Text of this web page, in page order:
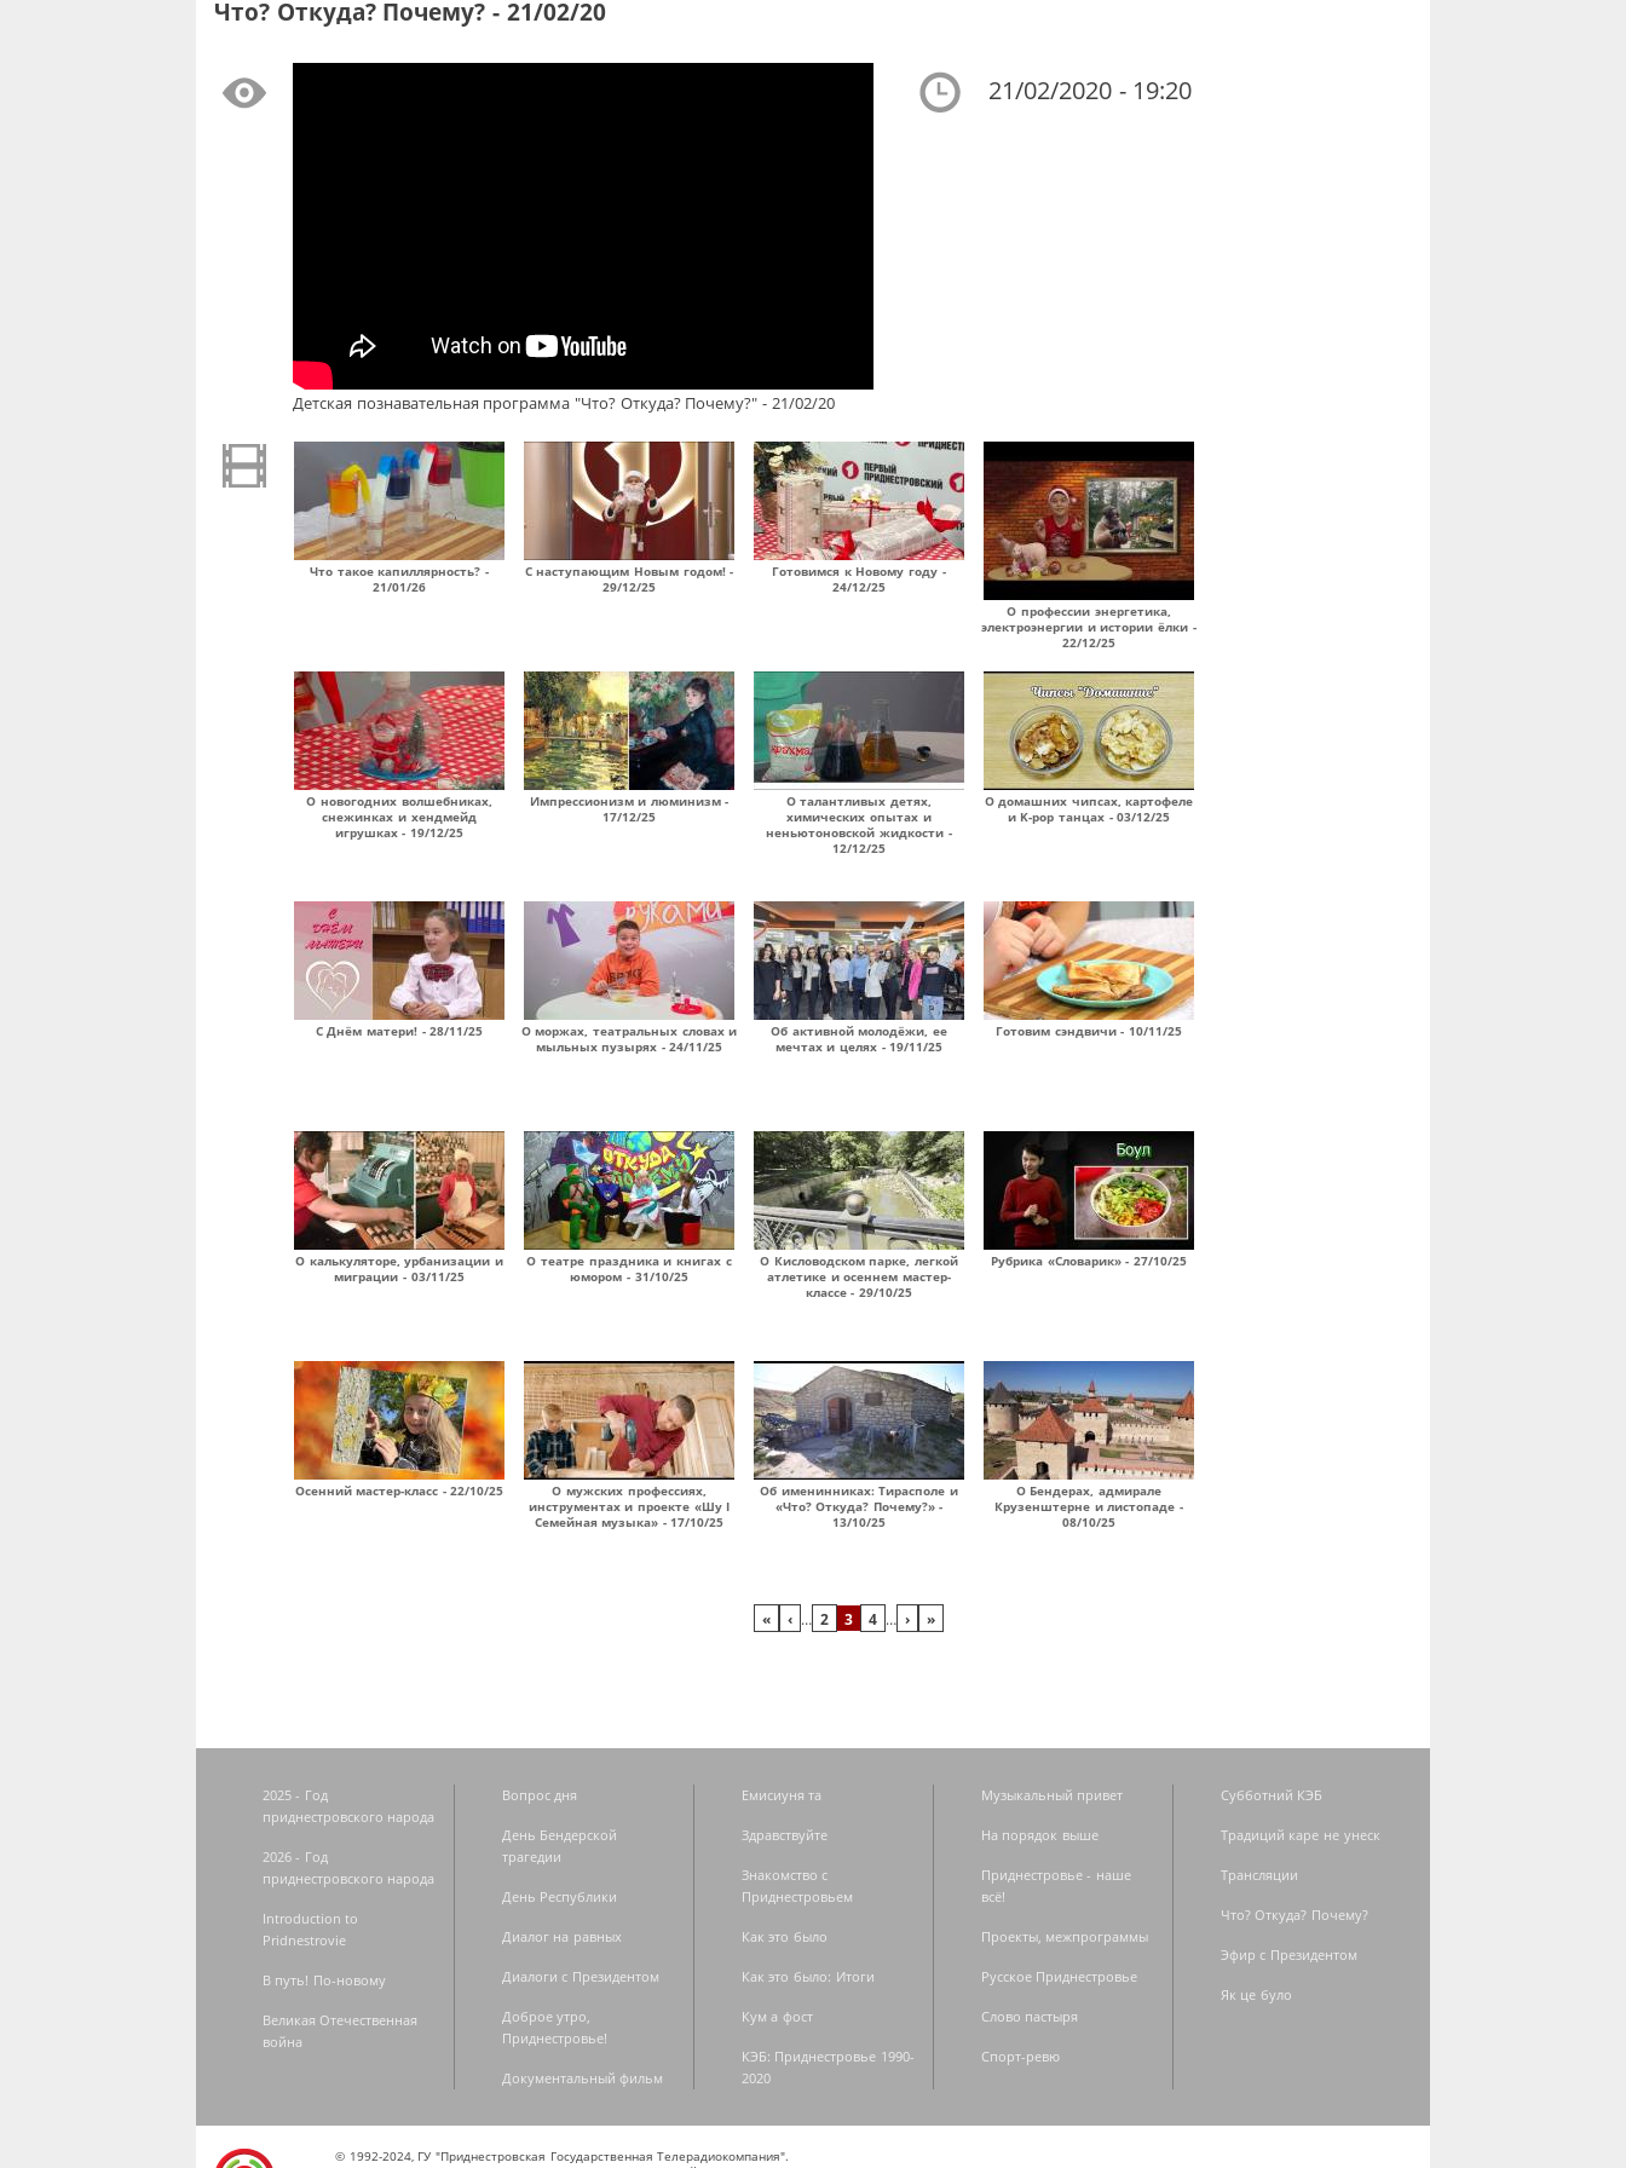
Что? Откуда? Почему? - 21/02/20
Детская познавательная программа "Что? Откуда? Почему?" - 21/02/20
21/02/2020 - 19:20
Что такое капиллярность? -
21/01/26
С наступающим Новым годом! -
29/12/25
Готовимся к Новому году -
24/12/25
О профессии энергетика,
электроэнергии и истории ёлки -
22/12/25
О новогодних волшебниках,
снежинках и хендмейд
игрушках - 19/12/25
Импрессионизм и люминизм -
17/12/25
О талантливых детях,
химических опытах и
неньютоновской жидкости -
12/12/25
О домашних чипсах, картофеле
и K-pop танцах - 03/12/25
С Днём матери! - 28/11/25
О моржах, театральных словах и
мыльных пузырях - 24/11/25
Об активной молодёжи, ее
мечтах и целях - 19/11/25
Готовим сэндвичи - 10/11/25
О калькуляторе, урбанизации и
миграции - 03/11/25
О театре праздника и книгах с
юмором - 31/10/25
О Кисловодском парке, легкой
атлетике и осеннем мастер-
классе - 29/10/25
Рубрика «Словарик» - 27/10/25
Осенний мастер-класс - 22/10/25
О мужских профессиях,
инструментах и проекте «Шу I
Семейная музыка» - 17/10/25
Об именинниках: Тирасполе и
«Что? Откуда? Почему?» -
13/10/25
О Бендерах, адмирале
Крузенштерне и листопаде -
08/10/25
« ‹ … 2 3 4 … › »
2025 - Год
приднестровского народа
2026 - Год
приднестровского народа
Introduction to
Pridnestrovie
В путь! По-новому
Великая Отечественная
война
Вопрос дня
День Бендерской
трагедии
День Республики
Диалог на равных
Диалоги с Президентом
Доброе утро,
Приднестровье!
Документальный фильм
Емисиуня та
Здравствуйте
Знакомство с
Приднестровьем
Как это было
Как это было: Итоги
Кум а фост
КЭБ: Приднестровье 1990-
2020
Музыкальный привет
На порядок выше
Приднестровье - наше
всё!
Проекты, межпрограммы
Русское Приднестровье
Слово пастыря
Спорт-ревю
Субботний КЭБ
Традиций каре не унеск
Трансляции
Что? Откуда? Почему?
Эфир с Президентом
Як це було
© 1992-2024, ГУ "Приднестровская Государственная Телерадиокомпания".